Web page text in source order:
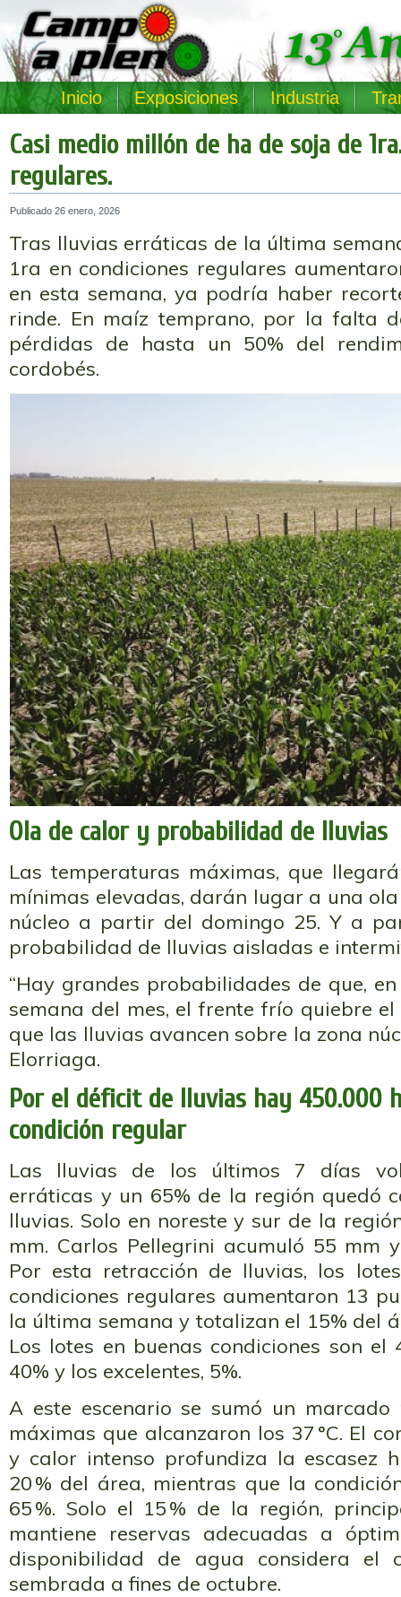
Inicio Exposiciones Industria
Casi medio millón de ha de soja de
regulares.
Publicado 26 enero, 2026
Tras lluvias erráticas de la última
1ra en condiciones regulares
en esta semana, ya podría haber
rinde. En maíz temprano, por la falta
pérdidas de hasta un 50% del
cordobés.
Ola de calor y probabilidad de lluvias
Las temperaturas máximas, que
mínimas elevadas, darán lugar a una
núcleo a partir del domingo 25. Y a
probabilidad de lluvias aisladas e
“Hay grandes probabilidades de que,
semana del mes, el frente frío quiebre
que las lluvias avancen sobre la zona
Elorriaga.
Por el déficit de lluvias hay 450.000
condición regular
Las lluvias de los últimos 7 días
erráticas y un 65% de la región quedó
lluvias. Solo en noreste y sur de la
mm. Carlos Pellegrini acumuló 55 mm
Por esta retracción de lluvias, los
condiciones regulares aumentaron 13
la última semana y totalizan el 15% del
Los lotes en buenas condiciones son el
40% y los excelentes, 5%.
A este escenario se sumó un marcado
máximas que alcanzaron los 37 °C. El
y calor intenso profundiza la escasez
20 % del área, mientras que la
65 %. Solo el 15 % de la región,
mantiene reservas adecuadas a
disponibilidad de agua considera el
sembrada a fines de octubre.